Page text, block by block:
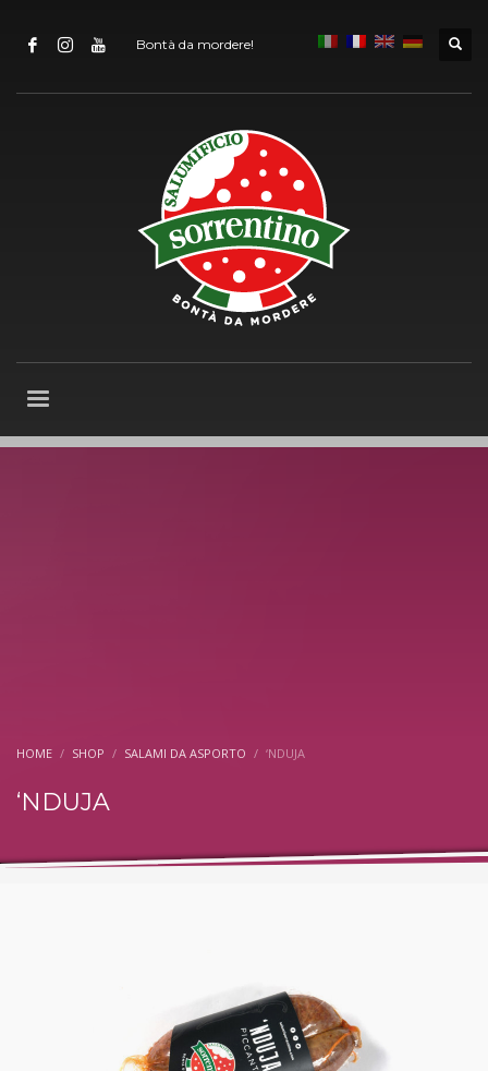
Bontà da mordere!
HOME SHOP SALAMI DA ASPORTO ‘NDUJA
‘NDUJA